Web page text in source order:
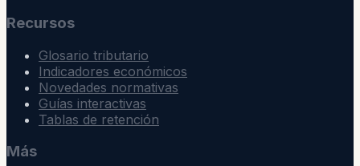
Recursos
Glosario tributario
Indicadores económicos
Novedades normativas
Guías interactivas
Tablas de retención
Más